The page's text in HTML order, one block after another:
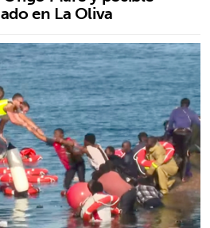
en La Oliva